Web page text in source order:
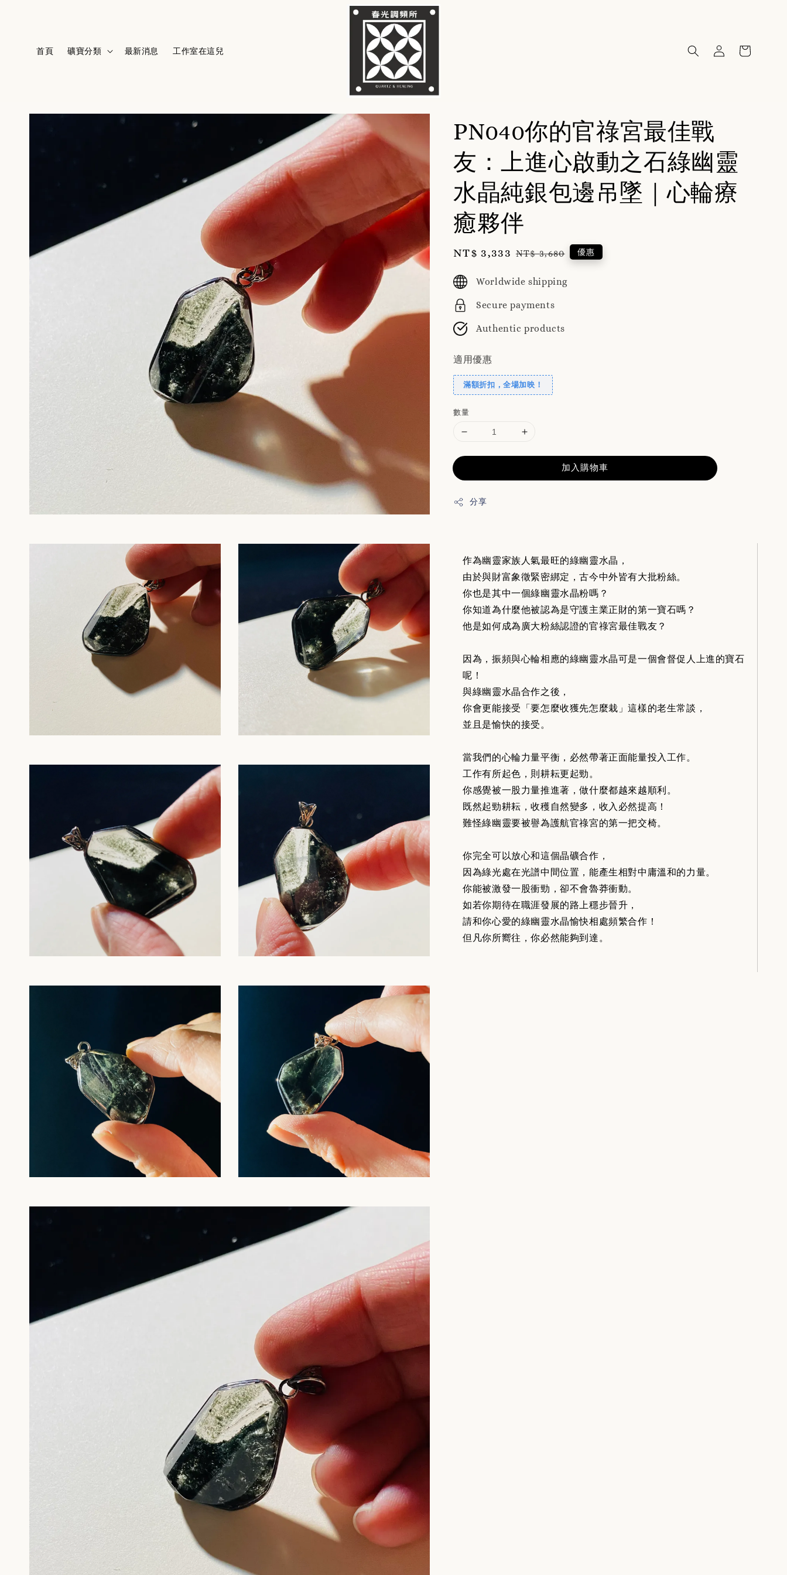
首頁 礦寶分類 最新消息 工作室在這兒
PN040你的官祿宮最佳戰
友：上進心啟動之石綠幽靈
水晶純銀包邊吊墜｜心輪療
癒夥伴
Sale
NT$ 3,333 Regular
NT$ 3,680 優惠
Worldwide shipping
Secure payments
Authentic products
適用優惠
滿額折扣，全場加映！
數量
加入購物車
分享
作為幽靈家族人氣最旺的綠幽靈水晶，
由於與財富象徵緊密綁定，古今中外皆有大批粉絲。
你也是其中一個綠幽靈水晶粉嗎？
你知道為什麼他被認為是守護主業正財的第一寶石嗎？
他是如何成為廣大粉絲認證的官祿宮最佳戰友？
因為，振頻與心輪相應的綠幽靈水晶可是一個會督促人上進的寶石
呢！
與綠幽靈水晶合作之後，
你會更能接受「要怎麼收獲先怎麼栽」這樣的老生常談，
並且是愉快的接受。
當我們的心輪力量平衡，必然帶著正面能量投入工作。
工作有所起色，則耕耘更起勁。
你感覺被一股力量推進著，做什麼都越來越順利。
既然起勁耕耘，收穫自然變多，收入必然提高！
難怪綠幽靈要被譽為護航官祿宮的第一把交椅。
你完全可以放心和這個晶礦合作，
因為綠光處在光譜中間位置，能產生相對中庸溫和的力量。
你能被激發一股衝勁，卻不會魯莽衝動。
如若你期待在職涯發展的路上穩步晉升，
請和你心愛的綠幽靈水晶愉快相處頻繁合作！
但凡你所嚮往，你必然能夠到達。